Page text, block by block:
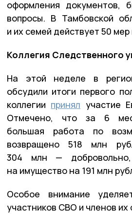
оформления документов,
вопросы. В Тамбовской
и их семей действует 50
Коллегия Следственного
На этой неделе в
обсудили итоги первого
коллегии принял участие
Отмечено, что за 6
большая работа по
возвращено 518 млн
304 млн —
на имущество на 191 млн
Особое внимание
участников СВО и членов